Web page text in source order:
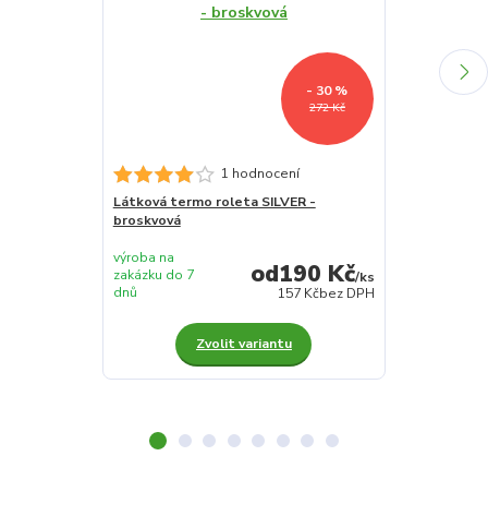
272 Kč
- 30 %
1 hodnocení
Látková termo roleta SILVER -
broskvová
190 Kč/ks
157 Kčbez DPH
výroba na
zakázku do 7
dnů
Zvolit variantu